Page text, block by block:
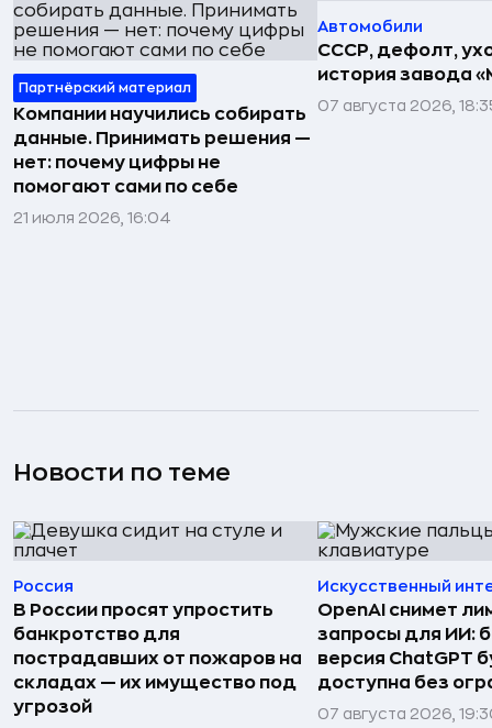
Партнёрский материал
Компании научились собирать
данные. Принимать решения —
нет: почему цифры не
помогают сами по себе
21 июля 2026, 16:04
Автомобили
СССР, дефолт,
история завода
07 августа 2026,
Новости по теме
Россия
В России просят упростить
банкротство для
пострадавших от пожаров на
складах — их имущество под
угрозой
Искусственный
OpenAI снимет
запросы для ИИ:
версия ChatGPT
доступна без
07 августа 2026,